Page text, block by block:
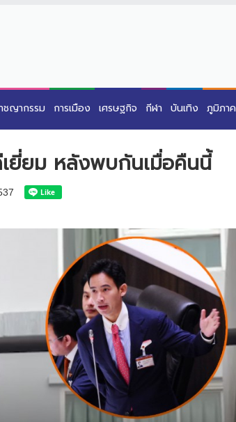
ชญากรรม การเมือง เศรษฐกิจ กีฬา บันเทิง ภูมิภาค
เยี่ยม หลังพบกันเมื่อคืนนี้